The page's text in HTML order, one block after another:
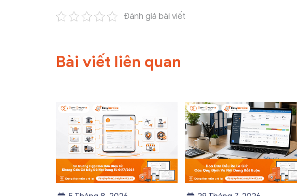
Đánh giá bài viết
Bài viết liên quan